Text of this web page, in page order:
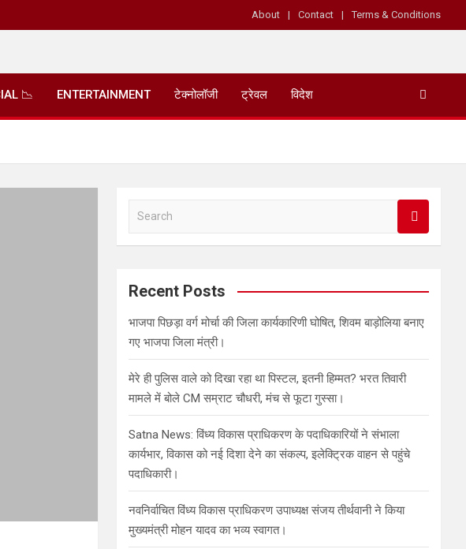
About Contact Terms & Conditions
📉 ENTERTAINMENT टेक्नोलॉजी ट्रेवल विदेश
a
c
Recent Posts
भाजपा पिछड़ा वर्ग मोर्चा की जिला कार्यकारिणी घोषित, शिवम बाड़ोलिया बनाए
गए भाजपा जिला मंत्री।
मेरे ही पुलिस वाले को दिखा रहा था पिस्टल, इतनी हिम्मत? भरत तिवारी
मामले में बोले CM सम्राट चौधरी, मंच से फूटा गुस्सा।
Satna News: विंध्य विकास प्राधिकरण के पदाधिकारियों ने संभाला
कार्यभार, विकास को नई दिशा देने का संकल्प, इलेक्ट्रिक वाहन से पहुंचे
पदाधिकारी।
नवनिर्वाचित विंध्य विकास प्राधिकरण उपाध्यक्ष संजय तीर्थवानी ने किया
मुख्यमंत्री मोहन यादव का भव्य स्वागत।